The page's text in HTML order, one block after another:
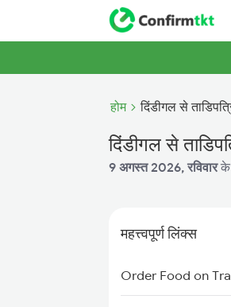
होम दिंडीगल से
दिंडीगल से
9 अगस्त 2026, रविवारके
महत्त्वपूर्ण लिंक्स
Order Food on